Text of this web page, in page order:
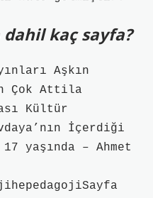
dahil kaç sayfa?
Aşkın
Çok Attila
Kültür
İçerdiği
yaşında – Ahmet